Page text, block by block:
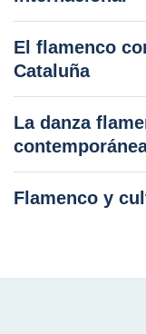
El flamenco
Cataluña
La danza
Flamenco y